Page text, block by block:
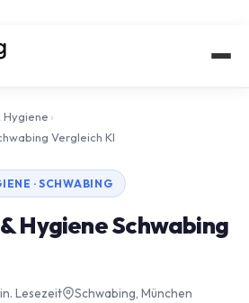
Hygiene ›
Vergleich KI
· SCHWABING
Hygiene Schwabing
Lesezeit
Schwabing, München